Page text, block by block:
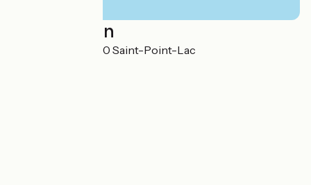
Localisation
8 rue du Port 25160 Saint-Point-Lac